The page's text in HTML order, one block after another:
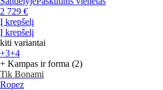
2 729 €
Į krepšelį
Į krepšelį
kiti variantai
+3+4
+ Kampas ir forma (2)
Tik Bonami
Ropez